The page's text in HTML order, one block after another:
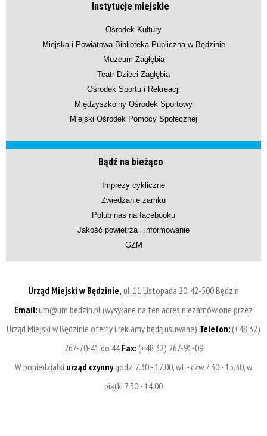
Instytucje miejskie
Ośrodek Kultury
Miejska i Powiatowa Biblioteka Publiczna w Będzinie
Muzeum Zagłębia
Teatr Dzieci Zagłębia
Ośrodek Sportu i Rekreacji
Międzyszkolny Ośrodek Sportowy
Miejski Ośrodek Pomocy Społecznej
Bądź na bieżąco
Imprezy cykliczne
Zwiedzanie zamku
Polub nas na facebooku
Jakość powietrza i informowanie
GZM
Urząd Miejski w Będzinie, ul. 11 Listopada 20, 42-500 Będzin
Email:um@um.bedzin.pl (wysyłane na ten adres niezamówione przez
Urząd Miejski w Będzinie oferty i reklamy będą usuwane) Telefon:(+48 32)
267-70-41 do 44Fax:(+48 32) 267-91-09
W poniedziałki urząd czynnygodz. 7.30 - 17.00, wt - czw 7.30 - 15.30, w
piątki 7.30 - 14.00